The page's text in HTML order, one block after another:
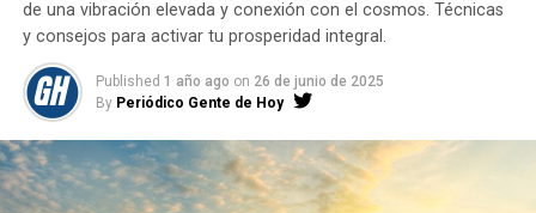
de una vibración elevada y conexión con el cosmos. Técnicas
y consejos para activar tu prosperidad integral.
Published 1 año ago on 26 de junio de 2025
By Periódico Gente de Hoy